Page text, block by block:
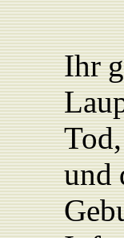
Ihr
L
Tod,
und